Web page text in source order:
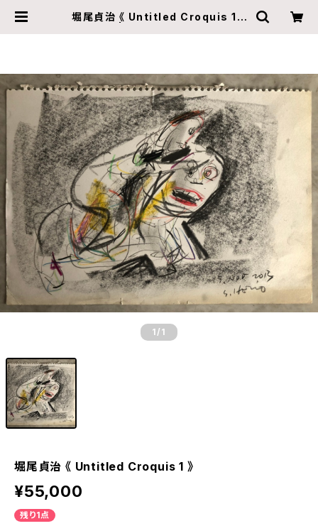
堀尾貞治 《 Untitled Croquis 1 》
1 /1
堀尾貞治 《 Untitled Croquis 1 》
¥55,000
残り1点